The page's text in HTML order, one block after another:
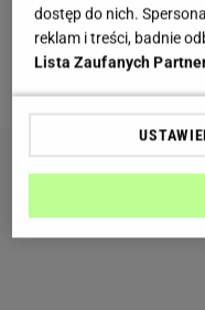
dobrze dobranych
wyglądać? To
aktywności oraz od
dostęp do nich.
reklam i treści, badnie
Lista Zaufanych